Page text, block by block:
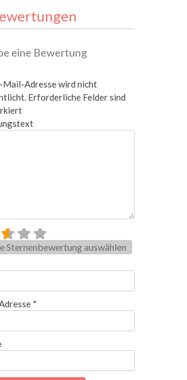
eine Bewertung
Mail-Adresse wird nicht
Erforderliche Felder sind
Sternenbewertung auswählen
*